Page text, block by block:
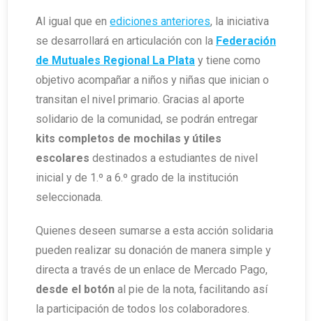
Al igual que en ediciones anteriores, la iniciativa
se desarrollará en articulación con la Federación
de Mutuales Regional La Plata y tiene como
objetivo acompañar a niños y niñas que inician o
transitan el nivel primario. Gracias al aporte
solidario de la comunidad, se podrán entregar
kits completos de mochilas y útiles
escolares destinados a estudiantes de nivel
inicial y de 1.º a 6.º grado de la institución
seleccionada.
Quienes deseen sumarse a esta acción solidaria
pueden realizar su donación de manera simple y
directa a través de un enlace de Mercado Pago,
desde el botón al pie de la nota, facilitando así
la participación de todos los colaboradores.